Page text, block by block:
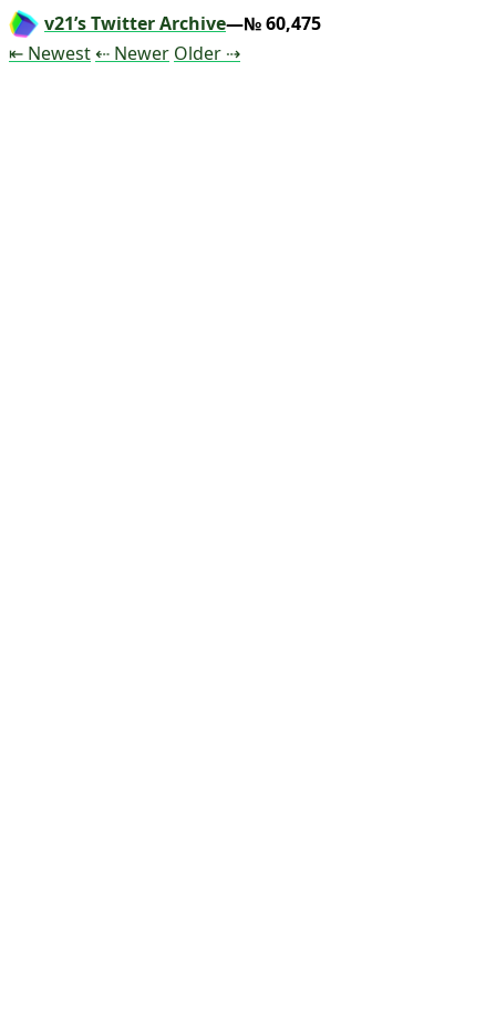
v21’s Twitter Archive—№ 60,475
⇤ NewestTweet
⇠ NewerTweet
OlderTweet
⇢